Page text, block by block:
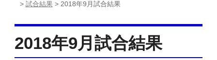
> 試合結果 > 2018年9月試合結果
2018年9月試合結果